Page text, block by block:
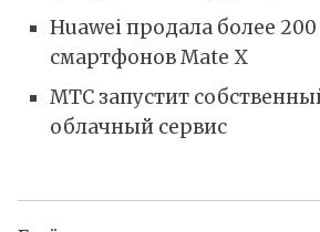
Huawei продала более
смартфонов Mate X
МТС запустит
облачный сервис